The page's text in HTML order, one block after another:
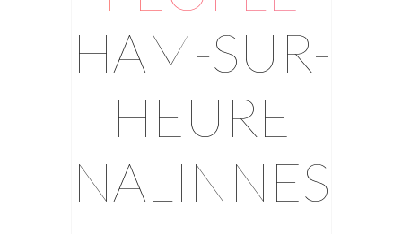
HAM-SUR-
HEURE
NALINNES